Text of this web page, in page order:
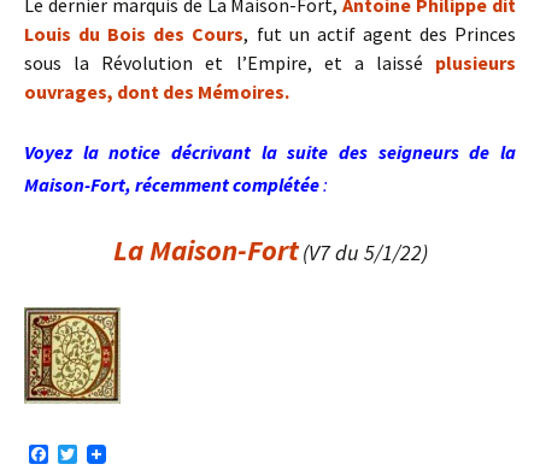
Le dernier marquis de La Maison-Fort,Antoine Philippe dit
Louis du Bois des Cours, fut un actif agent des Princes
sous la Révolution et l’Empire, et a laissé plusieurs
ouvrages, dont des Mémoires.
Voyez la notice décrivant la suite des seigneurs de la
Maison-Fort, récemment complétée:
La Maison-Fort(V7 du 5/1/22)
T